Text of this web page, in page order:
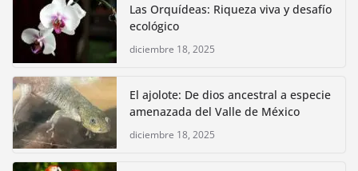
Las Orquídeas: Riqueza viva y desafío
ecológico
diciembre 18, 2025
El ajolote: De dios ancestral a especie
amenazada del Valle de México
diciembre 18, 2025